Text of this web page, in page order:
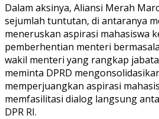
Dalam aksinya, Aliansi Merah
sejumlah tuntutan, di antaranya
meneruskan aspirasi mahasiswa
pemberhentian menteri
wakil menteri yang rangkap
meminta DPRD
memperjuangkan aspirasi
memfasilitasi dialog langsung
DPR RI.